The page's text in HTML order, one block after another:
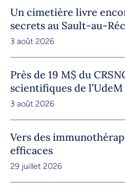
Un cimetière livre
secrets au Sault-au-
3 août 2026
Près de 19 M$ du
scientifiques de l’UdeM
3 août 2026
Vers des
efficaces
29 juillet 2026